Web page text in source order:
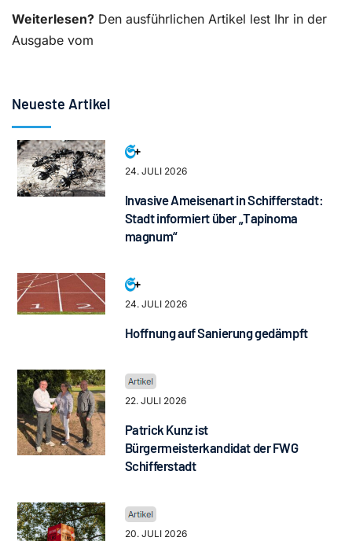
Weiterlesen? Den ausführlichen Artikel lest Ihr in der
Ausgabe vom
Neueste Artikel
24. JULI 2026
Invasive Ameisenart in Schifferstadt:
Stadt informiert über „Tapinoma
magnum“
24. JULI 2026
Hoffnung auf Sanierung gedämpft
22. JULI 2026
Patrick Kunz ist
Bürgermeisterkandidat der FWG
Schifferstadt
20. JULI 2026